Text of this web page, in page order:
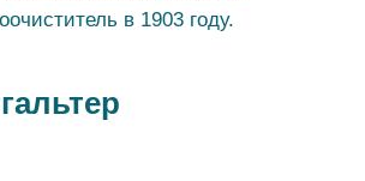
в 1903 году.